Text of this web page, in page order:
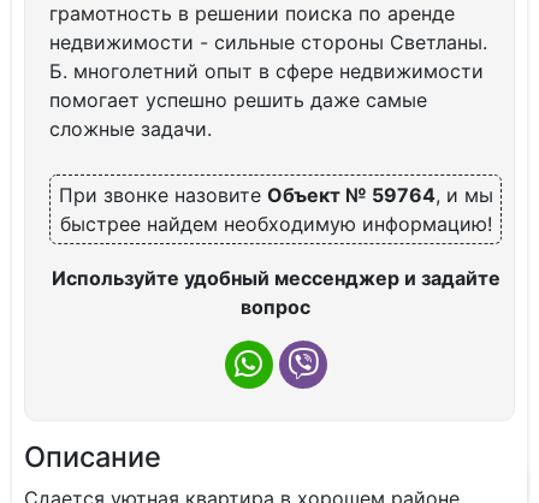
грамотность в решении поиска по аренде
недвижимости - сильные стороны Светланы.
Б. многолетний опыт в сфере недвижимости
помогает успешно решить даже самые
сложные задачи.
При звонке назовите Объект № 59764, и мы
быстрее найдем необходимую информацию!
Используйте удобный мессенджер и задайте
вопрос
Описание
Сдaeтся уютная квартира в хорoшем pайoнe